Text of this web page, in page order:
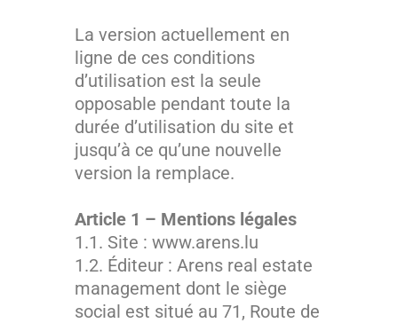
La version actuellement en
ligne de ces conditions
d’utilisation est la seule
opposable pendant toute la
durée d’utilisation du site et
jusqu’à ce qu’une nouvelle
version la remplace.
Article 1 – Mentions légales
1.1. Site : www.arens.lu
1.2. Éditeur : Arens real estate
management dont le siège
social est situé au 71, Route de